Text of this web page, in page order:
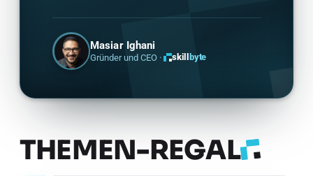
Masiar Ighani
Gründer und CEO · skill byte
THEMEN-REGAL